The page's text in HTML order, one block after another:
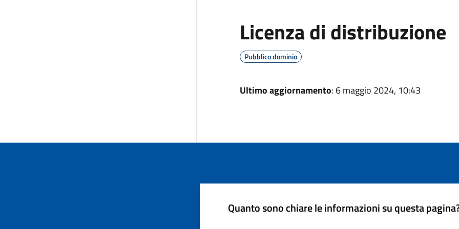
Licenza di distribuzione
Pubblico dominio
Ultimo aggiornamento: 6 maggio 2024, 10:43
Quanto sono chiare le informazioni su questa